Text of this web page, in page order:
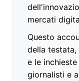
mercati
Questo
della
e le
giornalisti e